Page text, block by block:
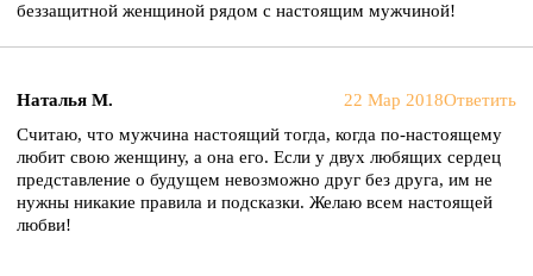
беззащитной женщиной рядом с настоящим мужчиной!
Наталья М. 22 Мар 2018Ответить
Считаю, что мужчина настоящий тогда, когда по-настоящему
любит свою женщину, а она его. Если у двух любящих сердец
представление о будущем невозможно друг без друга, им не
нужны никакие правила и подсказки. Желаю всем настоящей
любви!